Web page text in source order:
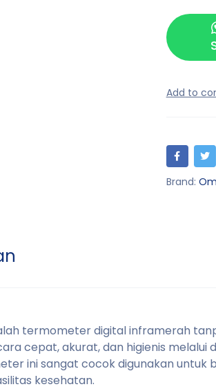
Brand:
termometer digital inframerah
cepat, akurat, dan higienis melalui
ini sangat cocok digunakan untuk
kesehatan.